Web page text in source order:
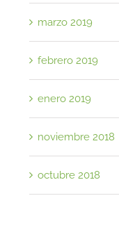
marzo 2019
febrero 2019
enero 2019
noviembre 2018
octubre 2018